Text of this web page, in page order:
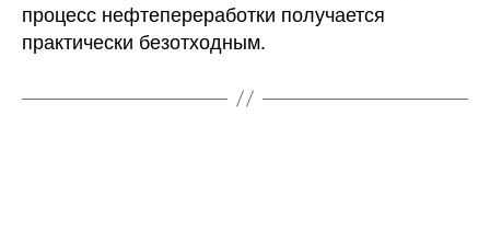
процесс нефтепереработки получается
практически безотходным.